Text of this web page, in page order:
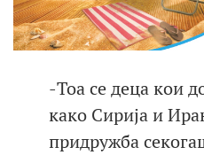
-Тоа се деца кои
како Сирија и
придружба